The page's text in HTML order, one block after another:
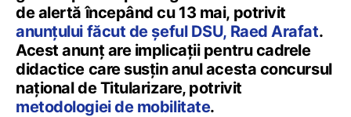
de alertă începând cu 13 mai, potrivit
anunțului făcut de șeful DSU, Raed Arafat.
Acest anunț are implicații pentru cadrele
didactice care susțin anul acesta concursul
național de Titularizare, potrivit
metodologiei de mobilitate.